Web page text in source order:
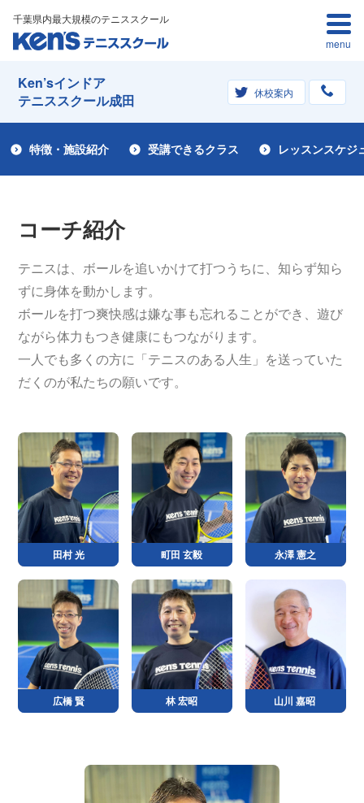
千葉県内最大規模のテニススクール
menu
Ken’sインドア
テニススクール成田
休校案内
特徴・施設紹介 受講できるクラス レッスンスケジ
コーチ紹介
テニスは、ボールを追いかけて打つうちに、知らず知ら
ずに身体を動かします。
ボールを打つ爽快感は嫌な事も忘れることができ、遊び
ながら体力もつき健康にもつながります。
一人でも多くの方に「テニスのある人生」を送っていた
だくのが私たちの願いです。
田村 光 町田 玄毅 永澤 憲之
広橋 賢 林 宏昭 山川 嘉昭